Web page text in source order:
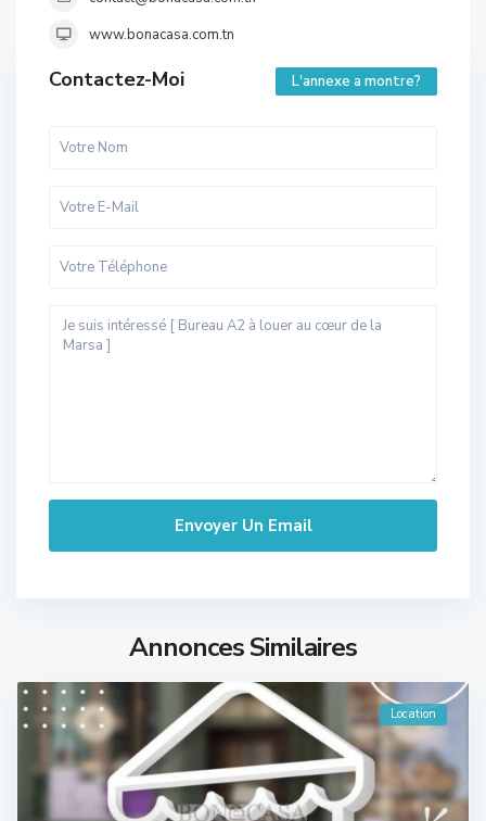
www.bonacasa.com.tn
Contactez-Moi L'annexe a montre?
Annonces Similaires
Location